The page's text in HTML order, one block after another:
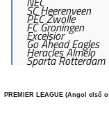
SC Heerenveen
PEC Zwolle
FC Groningen
Excelsior
Go Ahead Eagles
Heracles Almelo
Sparta Rotterdam
PREMIER LEAGUE (Angol első